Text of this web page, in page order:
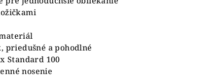
priedušné a pohodlné
Standard 100
nosenie